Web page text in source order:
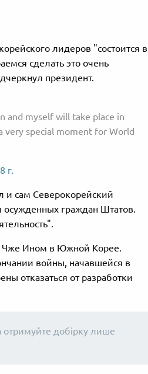
лидеров "состоится в
сделать это очень
президент.
and myself will take place in
very special moment for World
г.
и сам Северокорейский
осужденных граждан Штатов.
Чже Ином в Южной Корее.
войны, начавшейся в
отказаться от разработки
отримуйте добірку лише